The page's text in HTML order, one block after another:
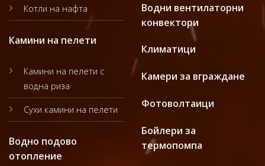
Котли на нафта
Камини на пелети
Камини на пелети с
водна риза
Сухи камини на пелети
Водно подово
отопление
Водни вентилаторни
конвектори
Климатици
Камери за вграждане
Фотоволтаици
Бойлери за
термопомпа